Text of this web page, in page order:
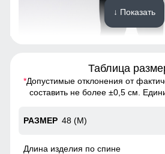
Благодаря универсальной жилет
молодым людям с различным типом
↓ Показать
Таблица
*Допустимые отклонения от
составить не более ±0,5 см.
48 (M)